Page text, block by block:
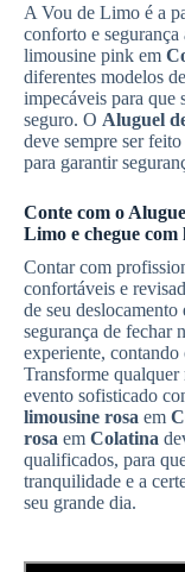
A Vou de Limo é a
conforto e
limousine pink em
diferentes modelos
impecáveis para que
seguro. O Aluguel
deve sempre ser
para garantir
Conte com o
Limo e chegue com
Contar com
confortáveis e
de seu deslocamento
segurança de fechar
experiente,
Transforme
evento sofisticado
limousine rosa em
rosa em Colatina
qualificados, para
tranquilidade e a
seu grande dia.